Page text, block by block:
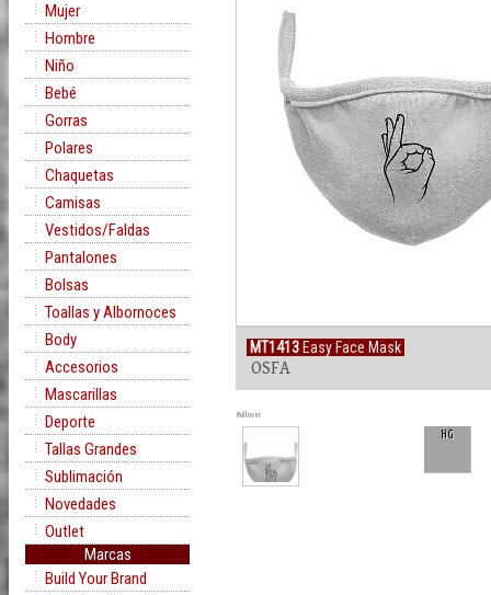
Mujer
Hombre
Niño
Bebé
Gorras
Polares
Chaquetas
Camisas
Vestidos/Faldas
Pantalones
Bolsas
Toallas y Albornoces
Body
Accesorios
Mascarillas
Deporte
Tallas Grandes
Sublimación
Novedades
Outlet
Marcas
Build Your Brand
MT1413 Easy Face Mask
OSFA
Rollover
HG